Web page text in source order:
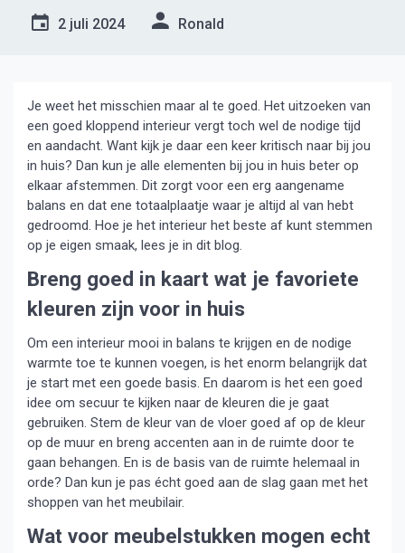
2 juli 2024 Ronald
Je weet het misschien maar al te goed. Het uitzoeken van
een goed kloppend interieur vergt toch wel de nodige tijd
en aandacht. Want kijk je daar een keer kritisch naar bij jou
in huis? Dan kun je alle elementen bij jou in huis beter op
elkaar afstemmen. Dit zorgt voor een erg aangename
balans en dat ene totaalplaatje waar je altijd al van hebt
gedroomd. Hoe je het interieur het beste af kunt stemmen
op je eigen smaak, lees je in dit blog.
Breng goed in kaart wat je favoriete
kleuren zijn voor in huis
Om een interieur mooi in balans te krijgen en de nodige
warmte toe te kunnen voegen, is het enorm belangrijk dat
je start met een goede basis. En daarom is het een goed
idee om secuur te kijken naar de kleuren die je gaat
gebruiken. Stem de kleur van de vloer goed af op de kleur
op de muur en breng accenten aan in de ruimte door te
gaan behangen. En is de basis van de ruimte helemaal in
orde? Dan kun je pas écht goed aan de slag gaan met het
shoppen van het meubilair.
Wat voor meubelstukken mogen echt